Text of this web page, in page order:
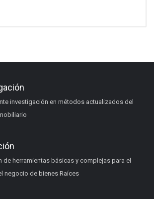
investigación en métodos actualizados del
de herramientas básicas y complejas para el
negocio de bienes Raíces